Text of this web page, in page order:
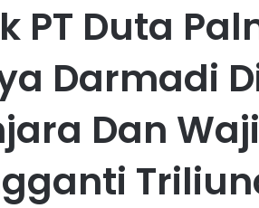
PT Duta
Darmadi
Dan